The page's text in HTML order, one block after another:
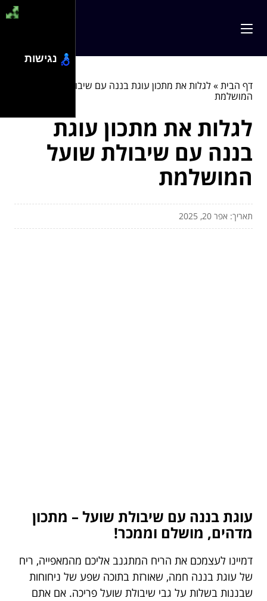
דף הבית»לגלות את מתכון עוגת בננה עם שיבולת שועל
המושלמת
לגלות את מתכון עוגת
בננה עם שיבולת שועל
המושלמת
תאריך: אפר 20, 2025
עוגת בננה עם שיבולת שועל – מתכון
מדהים, מושלם וממכר!
דמיינו לעצמכם את הריח המתגנב אליכם מהמאפייה, ריח
של עוגת בננה חמה, שאורזת בתוכה שפע של ניחוחות
שבננות בשלות על גבי שיבולת שועל פריכה. אם אתם
נגישות